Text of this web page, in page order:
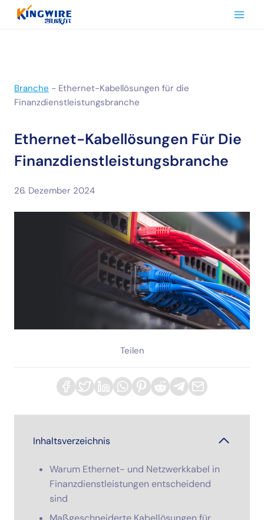
Inhalt
Branche - Ethernet-Kabellösungen für die
Finanzdienstleistungsbranche
Ethernet-Kabellösungen Für Die
Finanzdienstleistungsbranche
26. Dezember 2024
Teilen
Inhaltsverzeichnis
Warum Ethernet- und Netzwerkkabel in
Finanzdienstleistungen entscheidend
sind